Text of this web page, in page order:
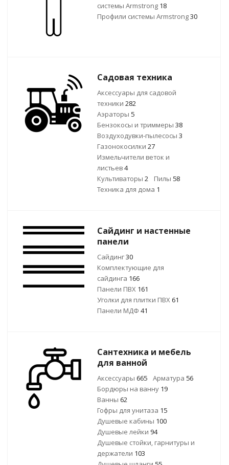
системы Armstrong 18
Профили системы Armstrong30
Садовая техника
Аксессуары для садовой
техники 282
Аэраторы 5
Бензокосы и триммеры 38
Воздуходувки-пылесосы 3
Газонокосилки 27
Измельчители веток и
листьев4
Культиваторы 2 Пилы 58
Техника для дома 1
Сайдинг и настенные
панели
Сайдинг30
Комплектующие для
сайдинга 166
Панели ПВХ 161
Уголки для плитки ПВХ61
Панели МДФ 41
Сантехника и мебель
для ванной
Аксессуары 665 Арматура 56
Бордюры на ванну 19
Ванны 62
Гофры для унитаза 15
Душевые кабины 100
Душевые лейки 94
Душевые стойки, гарнитуры и
держатели 103